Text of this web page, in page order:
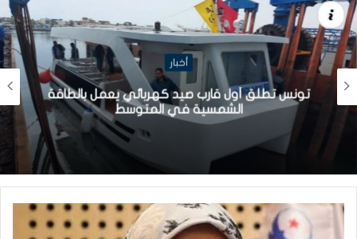
أخبار
تونس تطلق أول قارب صيد كهربائي يعمل بالطاقة
الشمسية في المتوسط